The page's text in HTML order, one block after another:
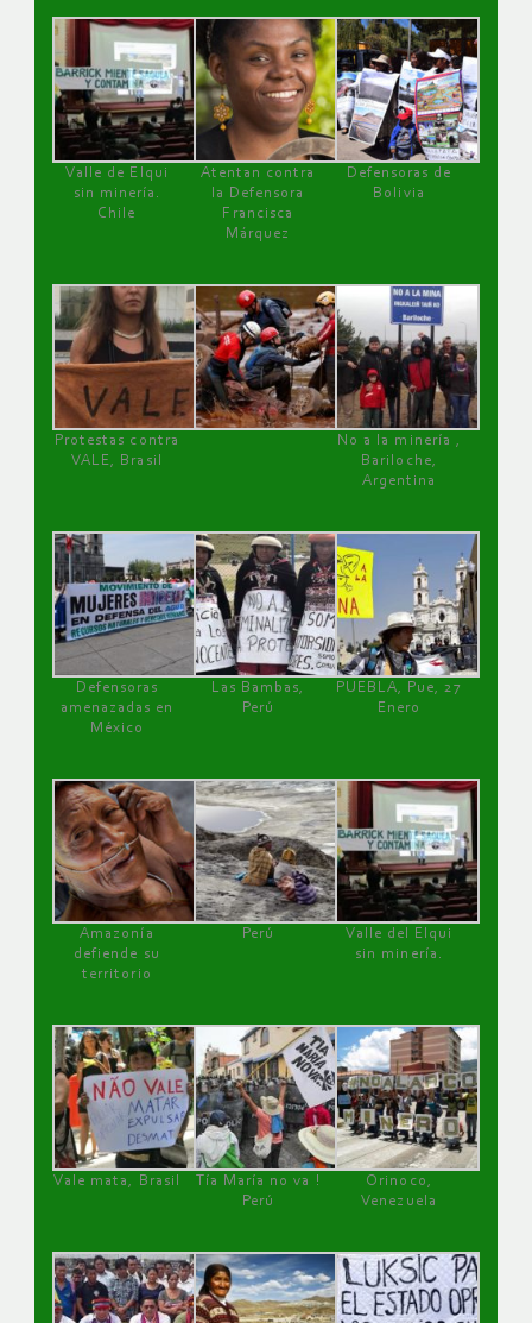
Valle de Elqui
sin minería.
Chile
Atentan contra
la Defensora
Francisca
Márquez
Defensoras de
Bolivia
Protestas contra
VALE, Brasil
No a la minería ,
Bariloche,
Argentina
Defensoras
amenazadas en
México
Las Bambas,
Perú
PUEBLA, Pue, 27
Enero
Amazonía
defiende su
territorio
Perú
Valle del Elqui
sin minería.
Vale mata, Brasil
Tía María no va !
Perú
Orinoco,
Venezuela